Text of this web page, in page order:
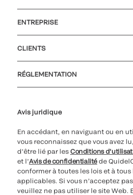
ENTREPRISE
CLIENTS
RÉGLEMENTATION
Avis juridique
En accédant, en naviguant ou en
vous reconnaissez que vous avez
d’être lié par lesConditions
et l’Avis de confidentialitéde
conformer à toutes les lois et à
applicables. Si vous n’acceptez
veuillez ne pas utiliser le site Web.